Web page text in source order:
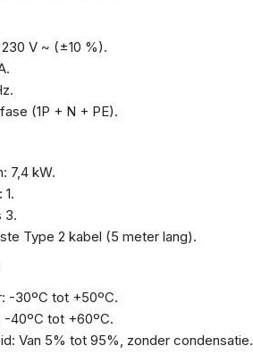
V ~ (±10 %).
(1P + N + PE).
7,4 kW.
3.
Type 2 kabel (5 meter lang).
-30ºC tot +50ºC.
-40ºC tot +60ºC.
Van 5% tot 95%, zonder condensatie.